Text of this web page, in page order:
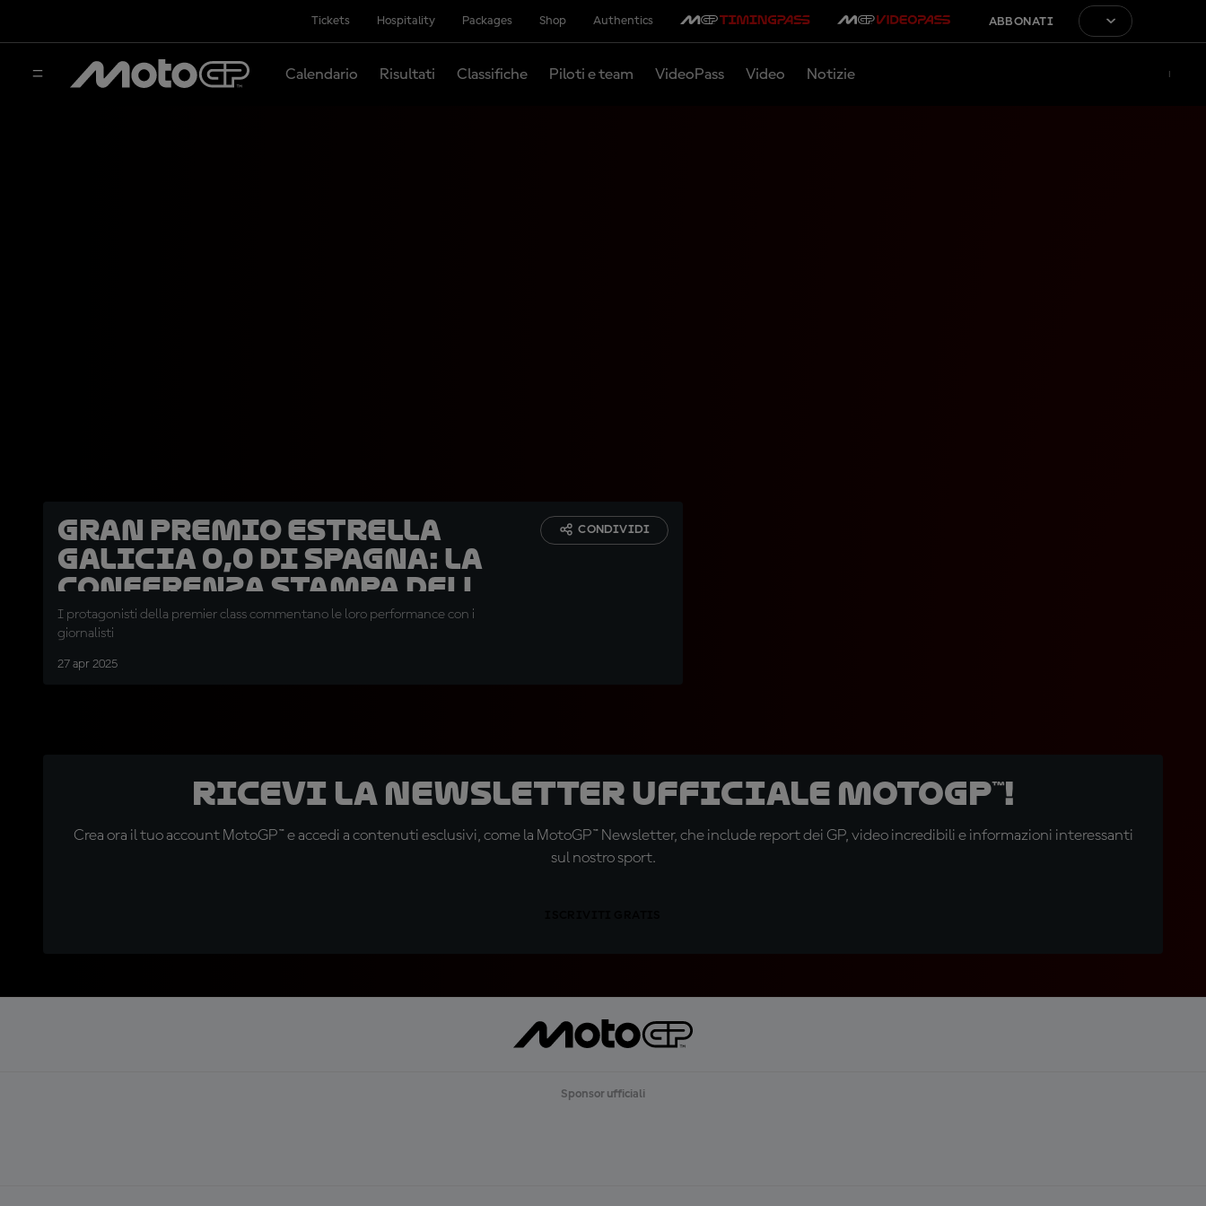
Tickets Hospitality Packages Shop Authentics ABBONATI
Calendario Risultati Classifiche Piloti e team VideoPass Video Notizie
Gran Premio Estrella
Galicia 0,0 di Spagna: la
conferenza stampa della
domenica
I protagonisti della premier class commentano le loro performance con i
giornalisti
27 apr 2025
CONDIVIDI
Ricevi la newsletter ufficiale MotoGP™!
Crea ora il tuo account MotoGP™ e accedi a contenuti esclusivi, come la MotoGP™ Newsletter, che include report dei GP, video incredibili e informazioni interessanti
sul nostro sport.
Sponsor ufficiali